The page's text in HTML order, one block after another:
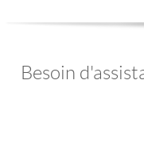
Besoin